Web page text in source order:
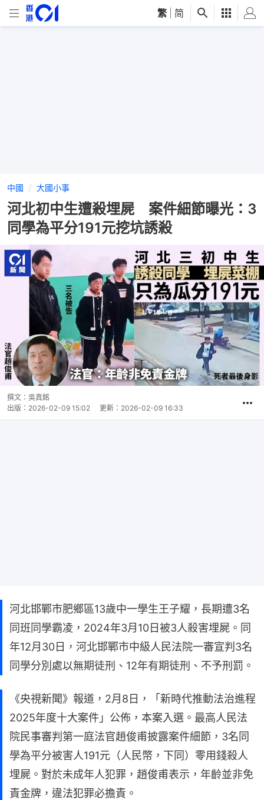
繁 简
中國 大國小事
河北初中生遭殺埋屍 案件細節曝光：3
同學為平分191元挖坑誘殺
撰文： 吳真銘
出版： 2026-02-09 15:02 更新： 2026-02-09 16:33
河北邯鄲市肥鄉區13歲中一學生王子耀，長期遭3名
同班同學霸凌，2024年3月10日被3人殺害埋屍。同
年12月30日，河北邯鄲市中級人民法院一審宣判3名
同學分別處以無期徒刑、12年有期徒刑、不予刑罰。
《央視新聞》報道，2月8日，「新時代推動法治進程
2025年度十大案件」公佈，本案入選。最高人民法
院民事審判第一庭法官趙俊甫披露案件細節，3名同
學為平分被害人191元（人民幣，下同）零用錢殺人
埋屍。對於未成年人犯罪，趙俊甫表示，年齡並非免
責金牌，違法犯罪必擔責。